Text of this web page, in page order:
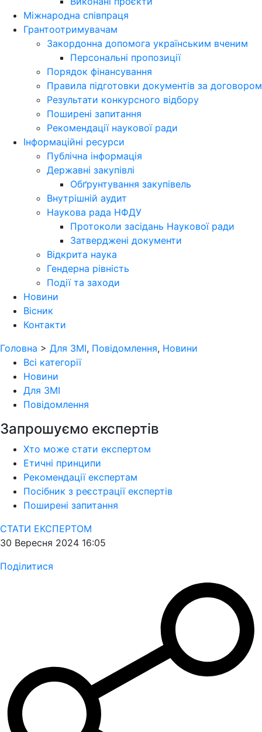
Міжнародна співпраця
Грантоотримувачам
Закордонна допомога українським вченим
Персональні пропозиції
Порядок фінансування
Правила підготовки документів за договором
Результати конкурсного відбору
Поширені запитання
Рекомендації наукової ради
Інформаційні ресурси
Публічна інформація
Державні закупівлі
Обґрунтування закупівель
Внутрішній аудит
Наукова рада НФДУ
Протоколи засідань Наукової ради
Затверджені документи
Відкрита наука
Гендерна рівність
Події та заходи
Новини
Вісник
Контакти
Головна > Для ЗМІ, Повідомлення, Новини
Всі категорії
Новини
Для ЗМІ
Повідомлення
Запрошуємо експертів
Хто може стати експертом
Етичні принципи
Рекомендації експертам
Посібник з реєстрації експертів
Поширені запитання
СТАТИ ЕКСПЕРТОМ
30 Вересня 2024 16:05
Поділитися